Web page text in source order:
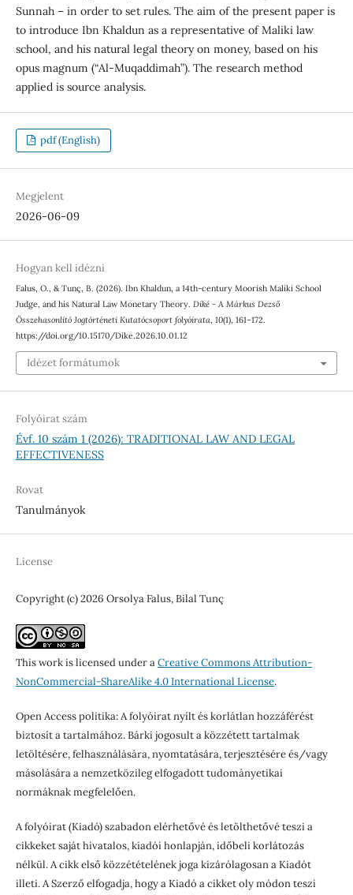
Sunnah – in order to set rules. The aim of the present paper is
to introduce Ibn Khaldun as a representative of Maliki law
school, and his natural legal theory on money, based on his
opus magnum (“Al-Muqaddimah”). The research method
applied is source analysis.
pdf (English)
Megjelent
2026-06-09
Hogyan kell idézni
Falus, O., & Tunç, B. (2026). Ibn Khaldun, a 14th-century Moorish Maliki School
Judge, and his Natural Law Monetary Theory. Díké - A Márkus Dezső
Összehasonlító Jogtörténeti Kutatócsoport folyóirata, 10(1), 161–172.
https://doi.org/10.15170/Dike.2026.10.01.12
Idézet formátumok
Folyóirat szám
Évf. 10 szám 1 (2026): TRADITIONAL LAW AND LEGAL
EFFECTIVENESS
Rovat
Tanulmányok
License
Copyright (c) 2026 Orsolya Falus, Bilal Tunç
This work is licensed under aCreative Commons Attribution-
NonCommercial-ShareAlike 4.0 International License.
Open Access politika: A folyóirat nyílt és korlátlan hozzáférést
biztosít a tartalmához. Bárki jogosult a közzétett tartalmak
letöltésére, felhasználására, nyomtatására, terjesztésére és/vagy
másolására a nemzetközileg elfogadott tudományetikai
normáknak megfelelően.
A folyóirat (Kiadó) szabadon elérhetővé és letölthetővé teszi a
cikkeket saját hivatalos, kiadói honlapján, időbeli korlátozás
nélkül. A cikk első közzétételének joga kizárólagosan a Kiadót
illeti. A Szerző elfogadja, hogy a Kiadó a cikket oly módon teszi